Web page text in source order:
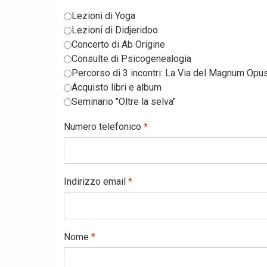
Lezioni di Yoga
Lezioni di Didjeridoo
Concerto di Ab Origine
Consulte di Psicogenealogia
Percorso di 3 incontri: La Via del Magnum
Acquisto libri e album
Seminario "Oltre la selva"
Numero telefonico *
Indirizzo email *
Nome *